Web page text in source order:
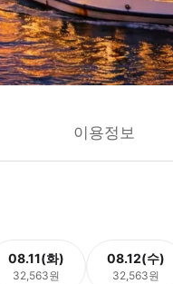
이용정보
08.11(화)
32,563원
08.12(수)
32,563원